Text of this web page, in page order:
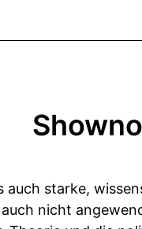
auch starke,
nicht